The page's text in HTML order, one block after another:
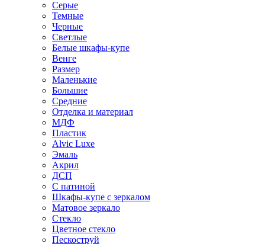
Серые
Темные
Черные
Светлые
Белые шкафы-купе
Венге
Размер
Маленькие
Большие
Средние
Отделка и материал
МДФ
Пластик
Alvic Luxe
Эмаль
Акрил
ДСП
С патиной
Шкафы-купе с зеркалом
Матовое зеркало
Стекло
Цветное стекло
Пескоструй